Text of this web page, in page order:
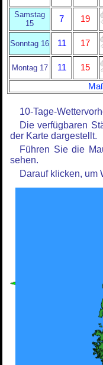
Samstag
15
7 19
Sonntag 16 11 17
Montag 17 11
15
10-Tage-
Die verfügbaren
der Karte dargestellt.
Führen Sie die
sehen.
Darauf klicken, um